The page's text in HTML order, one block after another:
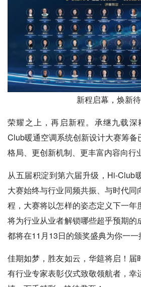
新程启幕，焕新
荣耀之上，再启新程。承继九载
Club暖通空调系统创新设计大赛筹备
格局、更创新机制、更丰富内容向行
从五届积淀到第六届升级，Hi-Club
大赛始终与行业同频共振、与时代
程，大赛将以怎样的姿态定义下一年
将为行业从业者解锁哪些超乎预期的
都将在11月13日的颁奖盛典为你一一
佳期如梦，胜友如云，华筵将启！届
有行业专家表彰仪式致敬领航者，幸